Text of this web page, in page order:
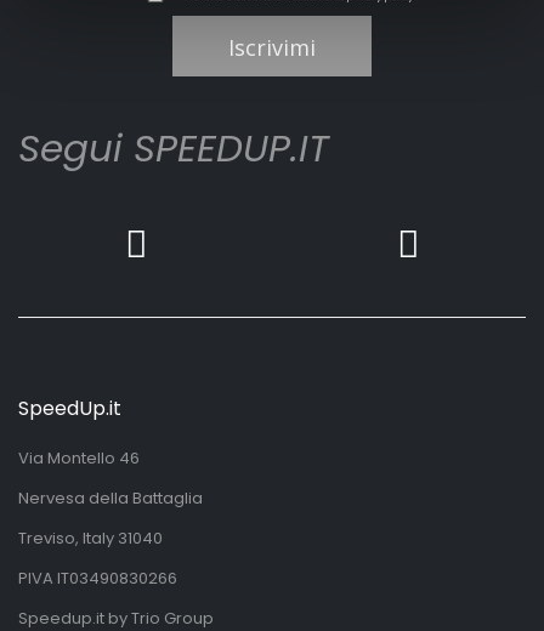
Iscrivimi
Segui SPEEDUP.IT
SpeedUp.it
Via Montello 46
Nervesa della Battaglia
Treviso, Italy 31040
PIVA IT03490830266
Speedup.it by Trio Group